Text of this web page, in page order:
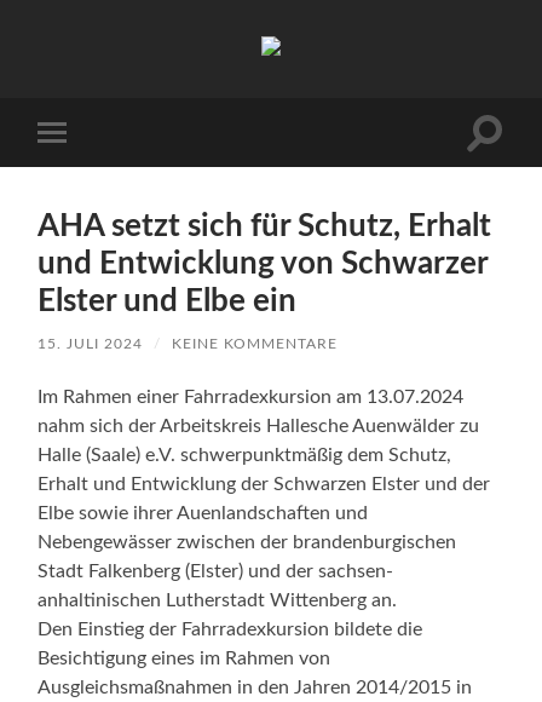
Saale
(AHA)
Menü
AHA setzt sich für Schutz, Erhalt
und Entwicklung von Schwarzer
Elster und Elbe ein
15. JULI 2024 / KEINE KOMMENTARE
Im Rahmen einer Fahrradexkursion am 13.07.2024
nahm sich der Arbeitskreis Hallesche Auenwälder zu
Halle (Saale) e.V. schwerpunktmäßig dem Schutz,
Erhalt und Entwicklung der Schwarzen Elster und der
Elbe sowie ihrer Auenlandschaften und
Nebengewässer zwischen der brandenburgischen
Stadt Falkenberg (Elster) und der sachsen-
anhaltinischen Lutherstadt Wittenberg an.
Den Einstieg der Fahrradexkursion bildete die
Besichtigung eines im Rahmen von
Ausgleichsmaßnahmen in den Jahren 2014/2015 in